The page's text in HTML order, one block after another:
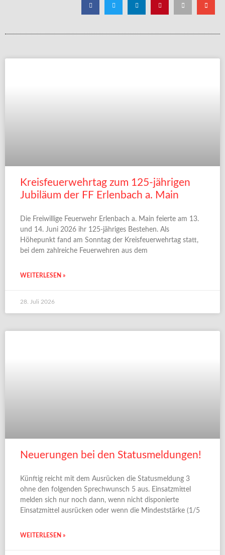
Kreisfeuerwehrtag zum 125-jährigen
Jubiläum der FF Erlenbach a. Main
Die Freiwillige Feuerwehr Erlenbach a. Main feierte am 13.
und 14. Juni 2026 ihr 125-jähriges Bestehen. Als
Höhepunkt fand am Sonntag der Kreisfeuerwehrtag statt,
bei dem zahlreiche Feuerwehren aus dem
WEITERLESEN »
28. Juli 2026
Neuerungen bei den Statusmeldungen!
Künftig reicht mit dem Ausrücken die Statusmeldung 3
ohne den folgenden Sprechwunsch 5 aus. Einsatzmittel
melden sich nur noch dann, wenn nicht disponierte
Einsatzmittel ausrücken oder wenn die Mindeststärke (1/5
WEITERLESEN »